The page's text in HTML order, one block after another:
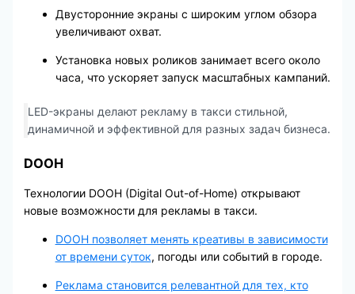
Двусторонние экраны с широким углом обзора
увеличивают охват.
Установка новых роликов занимает всего около
часа, что ускоряет запуск масштабных кампаний.
LED-экраны делают рекламу в такси стильной,
динамичной и эффективной для разных задач бизнеса.
DOOH
Технологии DOOH (Digital Out-of-Home) открывают
новые возможности для рекламы в такси.
DOOH позволяет менять креативы в зависимости
от времени суток, погоды или событий в городе.
Реклама становится релевантной для тех, кто